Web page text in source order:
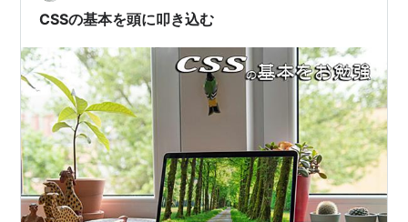
CSSの基本を頭に叩き込む